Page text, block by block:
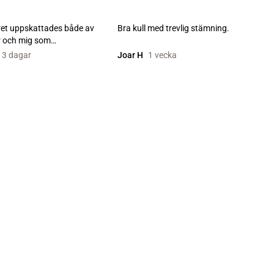
uppskattades både av
mig som
Tack för ett fa...
3 dagar
Bra kull med trevlig stämning.
Joar H 1 vecka